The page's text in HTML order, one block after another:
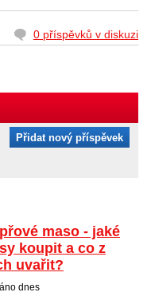
0 příspěvků v diskuzi
Přidat nový příspěvek
maso - jaké
koupit a co z
uvařit?
dnes